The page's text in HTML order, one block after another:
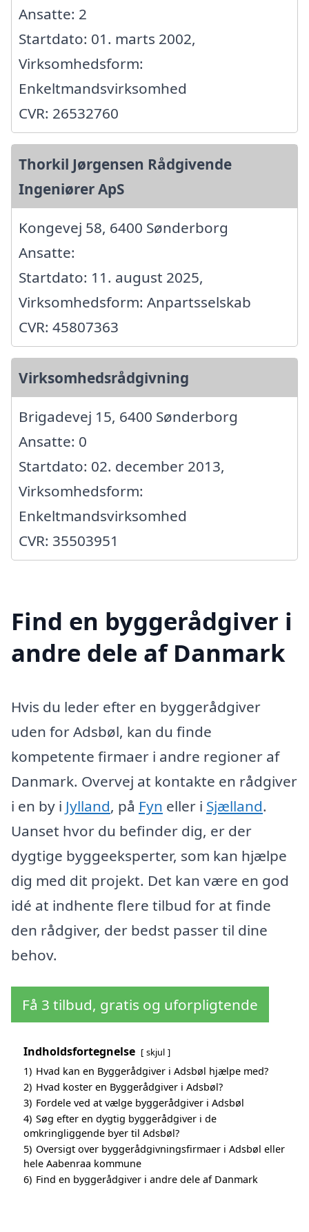
Ansatte: 2
Startdato: 01. marts 2002,
Virksomhedsform:
Enkeltmandsvirksomhed
CVR: 26532760
Thorkil Jørgensen Rådgivende
Ingeniører ApS
Kongevej 58, 6400 Sønderborg
Ansatte:
Startdato: 11. august 2025,
Virksomhedsform: Anpartsselskab
CVR: 45807363
Virksomhedsrådgivning
Brigadevej 15, 6400 Sønderborg
Ansatte: 0
Startdato: 02. december 2013,
Virksomhedsform:
Enkeltmandsvirksomhed
CVR: 35503951
Find en byggerådgiver i
andre dele af Danmark
Hvis du leder efter en byggerådgiver
uden for Adsbøl, kan du finde
kompetente firmaer i andre regioner af
Danmark. Overvej at kontakte en rådgiver
i en by i Jylland, på Fyn eller i Sjælland.
Uanset hvor du befinder dig, er der
dygtige byggeeksperter, som kan hjælpe
dig med dit projekt. Det kan være en god
idé at indhente flere tilbud for at finde
den rådgiver, der bedst passer til dine
behov.
Få 3 tilbud, gratis og uforpligtende
Indholdsfortegnelse skjul
1) Hvad kan en Byggerådgiver i Adsbøl hjælpe med?
2) Hvad koster en Byggerådgiver i Adsbøl?
3) Fordele ved at vælge byggerådgiver i Adsbøl
4) Søg efter en dygtig byggerådgiver i de
omkringliggende byer til Adsbøl?
5) Oversigt over byggerådgivningsfirmaer i Adsbøl eller
hele Aabenraa kommune
6) Find en byggerådgiver i andre dele af Danmark